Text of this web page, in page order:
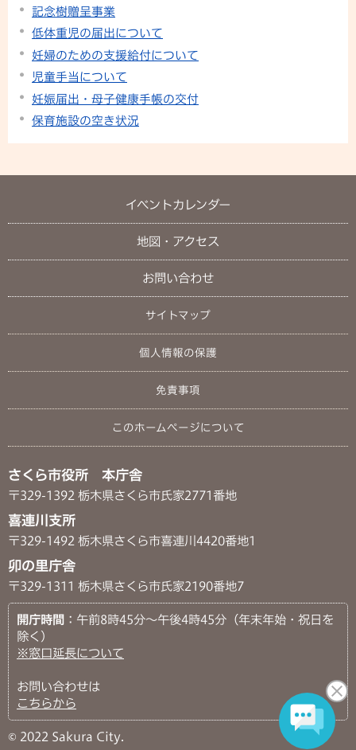
記念樹贈呈事業
低体重児の届出について
妊婦のための支援給付について
児童手当について
妊娠届出・母子健康手帳の交付
保育施設の空き状況
イベントカレンダー
地図・アクセス
お問い合わせ
サイトマップ
個人情報の保護
免責事項
このホームページについて
さくら市役所 本庁舎
〒329-1392 栃木県さくら市氏家2771番地
喜連川支所
〒329-1492 栃木県さくら市喜連川4420番地1
卯の里庁舎
〒329-1311 栃木県さくら市氏家2190番地7
開庁時間 ：午前8時45分～午後4時45分（年末年始・祝日を
除く）
※窓口延長について
お問い合わせは
こちらから
© 2022 Sakura City.